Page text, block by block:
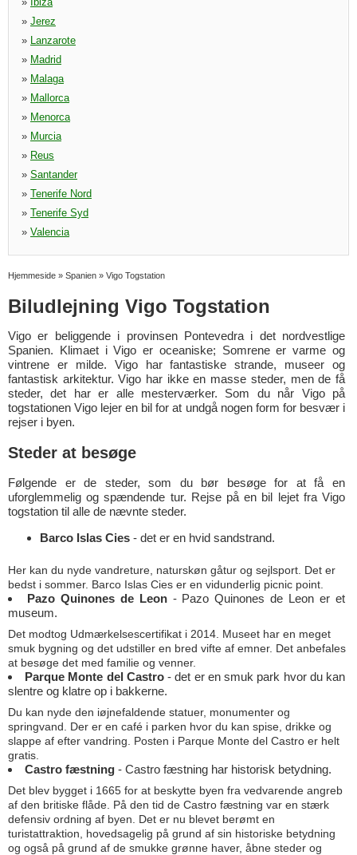
» Jerez
» Lanzarote
» Madrid
» Malaga
» Mallorca
» Menorca
» Murcia
» Reus
» Santander
» Tenerife Nord
» Tenerife Syd
» Valencia
Hjemmeside » Spanien » Vigo Togstation
Biludlejning Vigo Togstation
Vigo er beliggende i provinsen Pontevedra i det nordvestlige
Spanien. Klimaet i Vigo er oceaniske; Somrene er varme og
vintrene er milde. Vigo har fantastiske strande, museer og
fantastisk arkitektur. Vigo har ikke en masse steder, men de få
steder, det har er alle mesterværker. Som du når Vigo på
togstationen Vigo lejer en bil for at undgå nogen form for besvær i
rejser i byen.
Steder at besøge
Følgende er de steder, som du bør besøge for at få en
uforglemmelig og spændende tur. Rejse på en bil lejet fra Vigo
togstation til alle de nævnte steder.
Barco Islas Cies - det er en hvid sandstrand.
Her kan du nyde vandreture, naturskøn gåtur og sejlsport. Det er
bedst i sommer. Barco Islas Cies er en vidunderlig picnic point.
Pazo Quinones de Leon- Pazo Quinones de Leon er et
museum.
Det modtog Udmærkelsescertifikat i 2014. Museet har en meget
smuk bygning og det udstiller en bred vifte af emner. Det anbefales
at besøge det med familie og venner.
Parque Monte del Castro- det er en smuk park hvor du kan
slentre og klatre op i bakkerne.
Du kan nyde den iøjnefaldende statuer, monumenter og
springvand. Der er en café i parken hvor du kan spise, drikke og
slappe af efter vandring. Posten i Parque Monte del Castro er helt
gratis.
Castro fæstning - Castro fæstning har historisk betydning.
Det blev bygget i 1665 for at beskytte byen fra vedvarende angreb
af den britiske flåde. På den tid de Castro fæstning var en stærk
defensiv ordning af byen. Det er nu blevet berømt en
turistattraktion, hovedsagelig på grund af sin historiske betydning
og også på grund af de smukke grønne haver, åbne steder og